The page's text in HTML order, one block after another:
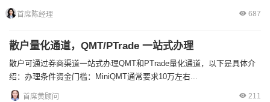
首席陈经理 687
散户量化通道，QMT/PTrade 一站式办理
散户可通过券商渠道一站式办理QMT和PTrade量化通道，以下是具体介
绍：办理条件资金门槛：MiniQMT通常要求10万左右...
首席黄顾问 211